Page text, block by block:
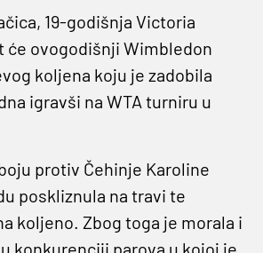
19-godišnja Victoria
će ovogodišnji Wimbledon
koljena koju je zadobila
igravši na WTA turniru u
protiv Čehinje Karoline
poskliznula na travi te
koljeno. Zbog toga je morala i
konkurenciji parova u kojoj je